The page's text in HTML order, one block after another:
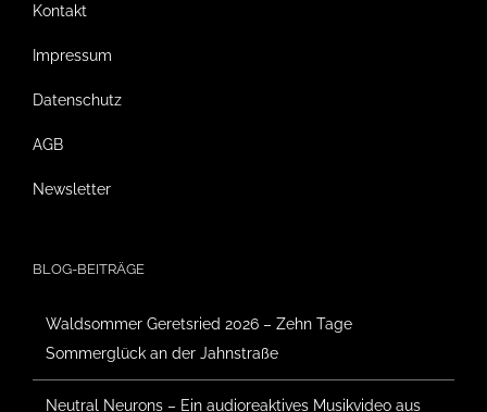
Kontakt
Impressum
Datenschutz
AGB
Newsletter
BLOG-BEITRÄGE
Waldsommer Geretsried 2026 – Zehn Tage
Sommerglück an der Jahnstraße
Neutral Neurons – Ein audioreaktives Musikvideo aus